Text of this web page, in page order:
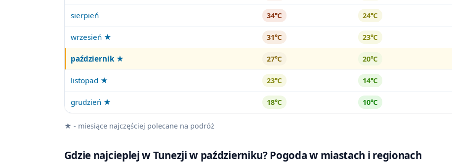
sierpień 34℃ 24℃
wrzesień ★ 31℃ 23℃
październik★ 27℃ 20℃
listopad ★ 23℃ 14℃
grudzień ★ 18℃ 10℃
★ - miesiące najczęściej polecane na podróż
Gdzie najcieplej w Tunezji w październiku? Pogoda w miastach i regionach